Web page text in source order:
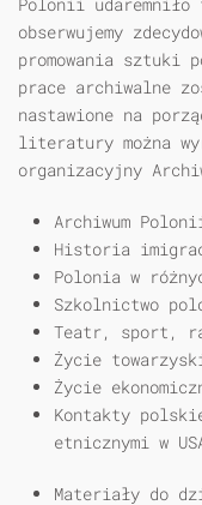
Polonii
obserwujemy
promowania sztuki
prace archiwalne
nastawione na
literatury można
organizacyjny
Archiwum
Historia
Polonia w
Szkolnictwo
Teatr, sport,
Życie
Życie
Kontakty
etnicznymi w
Materiały do